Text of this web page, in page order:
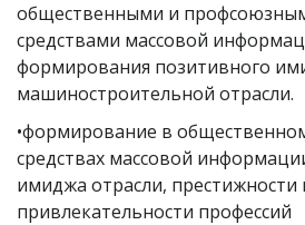
общественными и
средствами массовой
формирования позитивного
машиностроительной отрасли.
•формирование в
средствах массовой
имиджа отрасли, престижности
привлекательности профессий